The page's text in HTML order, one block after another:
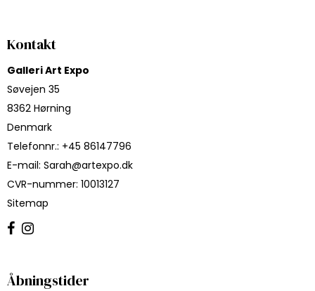
Kontakt
Galleri Art Expo
Søvejen 35
8362 Hørning
Denmark
Telefonnr.: +45 86147796
E-mail: Sarah@artexpo.dk
CVR-nummer: 10013127
Sitemap
Åbningstider